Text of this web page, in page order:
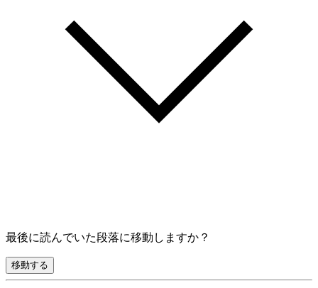
最後に読んでいた段落に移動しますか？
移動する